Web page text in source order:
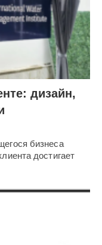
дизайн,
бизнеса
достигает